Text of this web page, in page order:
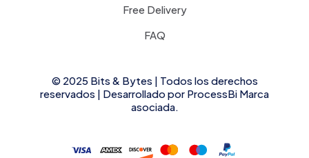
Free Delivery
FAQ
© 2025 Bits & Bytes | Todos los derechos
reservados | Desarrollado por ProcessBi Marca
asociada.